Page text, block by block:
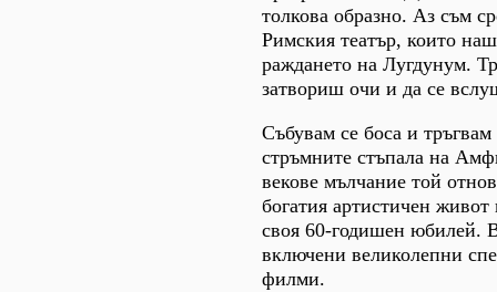
толкова образно. Аз съм
Римския театър, които
раждането на Лугдунум.
затвориш очи и да се
Събувам се боса и
стръмните стъпала на
векове мълчание той
богатия артистичен живот
своя 60-годишен юбилей.
включени великолепни
филми.